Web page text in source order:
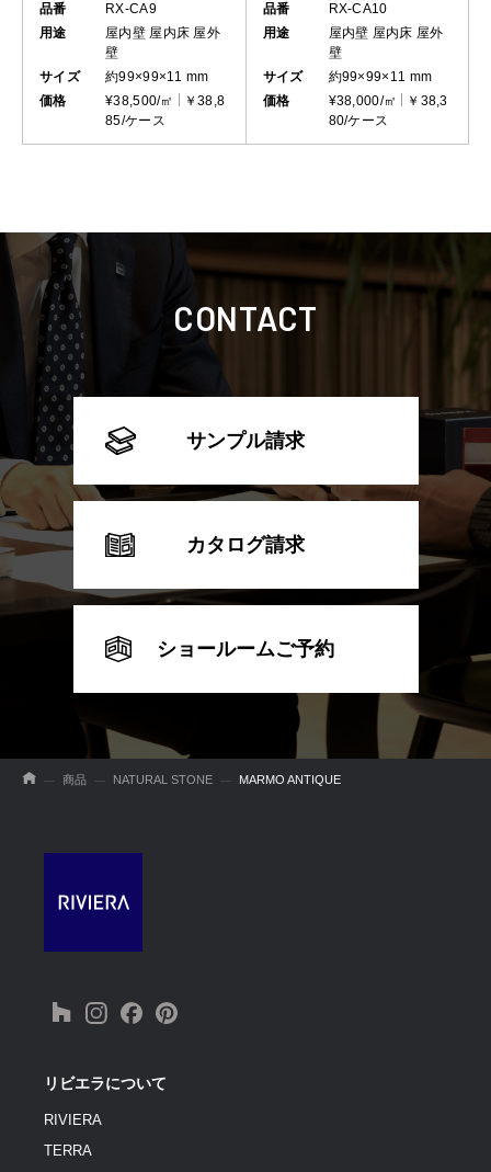
品番
RX-CA9
用途
屋内壁 屋内床 屋外
壁
サイズ
約99×99×11 mm
価格
¥38,500/㎡
￥38,8
85/ケース
品番
RX-CA10
用途
屋内壁 屋内床 屋外
壁
サイズ
約99×99×11 mm
価格
¥38,000/㎡
￥38,3
80/ケース
CONTACT
サンプル請求
カタログ請求
ショールームご予約
商品 NATURAL STONE MARMO ANTIQUE
リビエラについて
RIVIERA
TERRA